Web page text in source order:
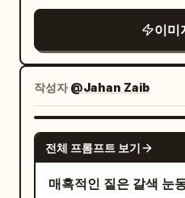
브랜드: EMBER
SLICE. WRAP. 필요에
가하세요, 예: SPIT
SUPREME CREAMY
FLATBREAD CHAR
BREAD FEAST 타이
이 담긴 그릇 아이콘,
风味 / 丰富营养"; 3)
鲜", 설명 "延长保鲜 /
얼굴 프로필 아이콘, 라
呵护 / 焕亮肌肤". 왼쪽
한 레몬 옐로우, 라벤더
몬 옐로우. 오른쪽 이미지 구성: 밝은 석재 표면
위에 놓인 신선한 레몬
착용한 귀여운 젊은 애
니다. 그녀는 스토브 앞
로 밝은 빨간색 루바브
젓고 있으며, 냄비에서
옵니다. 중앙 전경: 금색 테두리가 있는 흰색 접
시 위에 완성된 치즈케
잡고 있습니다. 케이크
다진 루바브 조각이 보
로 줄무늬, 얇은 연두색
세한 과육, 자연스러운
가 흐르는 과즙이 사실
다. 왼쪽 상단에는 제품
둥글며 장난기 넘치는
며, 과육 색인 빨간색 채
인, 짙은 녹색 외곽선으
이미
작성자@Jahan Zaib
전체 프롬프트 보기
매혹적인 짙은 갈색 눈